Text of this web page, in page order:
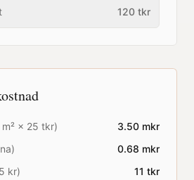
120 tkr
m² × 25 tkr) 3.50 mkr
) 0.68 mkr
kr)
11 tkr